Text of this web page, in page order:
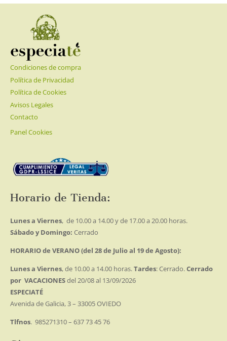
Condiciones de compra
Política de Privacidad
Política de Cookies
Avisos Legales
Contacto
Panel Cookies
Horario de Tienda:
Lunes a Viernes, de 10.00 a 14.00 y de 17.00 a 20.00 horas.
Sábado y Domingo: Cerrado
HORARIO de VERANO (del 28 de Julio al 19 de Agosto):
Lunes a Viernes, de 10.00 a 14.00 horas.Tardes: Cerrado.Cerrado
por VACACIONESdel 20/08 al 13/09/2026
ESPECIATÉ
Avenida de Galicia, 3 – 33005 OVIEDO
Tlfnos. 985271310 – 637 73 45 76